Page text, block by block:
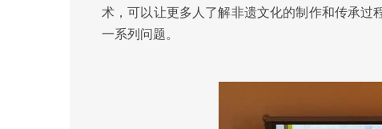
术，可以让更多人了解非遗文化的制作和传承过
一系列问题。